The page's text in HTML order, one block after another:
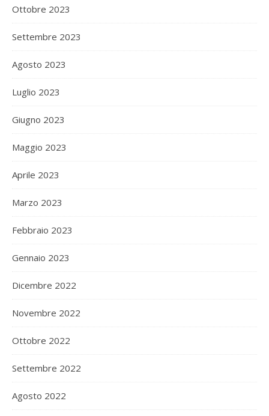
Ottobre 2023
Settembre 2023
Agosto 2023
Luglio 2023
Giugno 2023
Maggio 2023
Aprile 2023
Marzo 2023
Febbraio 2023
Gennaio 2023
Dicembre 2022
Novembre 2022
Ottobre 2022
Settembre 2022
Agosto 2022